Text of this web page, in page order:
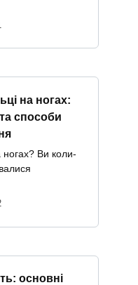
на ногах:
способи
ногах? Ви коли-
основні